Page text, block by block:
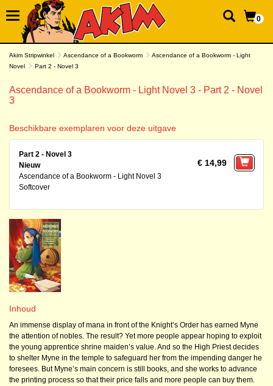
0
Akim Stripwinkel Ascendance of a Bookworm
Ascendance of a Bookworm - Light
Novel
Part 2 - Novel 3
Ascendance of a Bookworm - Light Novel 3 - Part 2 - Novel
3
Beschikbare exemplaren voor deze uitgave
Part 2 - Novel 3
Nieuw
Ascendance of a Bookworm - Light Novel 3
Softcover
€ 14,99
Inhoud
An immense display of mana in front of the Knight’s Order has earned Myne
the attention of nobles. The result? Yet more people appear hoping to exploit
the young apprentice shrine maiden’s value. And so the High Priest decides
to shelter Myne in the temple to safeguard her from the impending danger he
foresees. But Myne’s main concern is still books, and she works to advance
the printing process so that their price falls and more people can buy them.